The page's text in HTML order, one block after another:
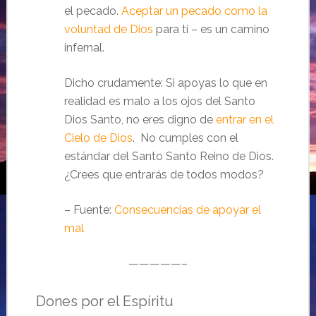
el pecado. Aceptar un pecado como la
voluntad de Dios para ti – es un camino
infernal.
Dicho crudamente: Si apoyas lo que en
realidad es malo a los ojos del Santo
Dios Santo, no eres digno de entrar en el
Cielo de Dios. No cumples con el
estándar del Santo Santo Reino de Dios.
¿Crees que entrarás de todos modos?
– Fuente: Consecuencias de apoyar el
mal
—————–
Dones por el Espíritu